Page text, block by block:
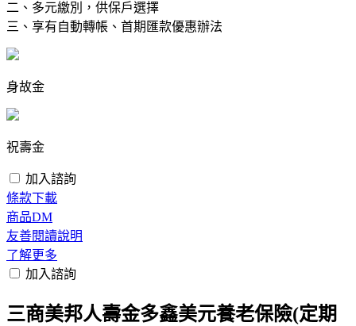
二、多元繳別，供保戶選擇
三、享有自動轉帳、首期匯款優惠辦法
身故金
祝壽金
加入諮詢
條款下載
商品DM
友善閱讀說明
了解更多
加入諮詢
三商美邦人壽金多鑫美元養老保險(定期